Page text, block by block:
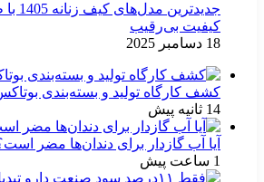
کیفیت بی‌رقیب
18 دسامبر 2025
کشف کارگاه تولید و بسته‌بندی
14 ثانیه پیش
آیا آب گازدار برای دندان‌ها مضر
1 ساعت پیش